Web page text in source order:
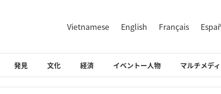
Vietnamese English Français
発見 文化 経済 イベントー人物 マルチメデ